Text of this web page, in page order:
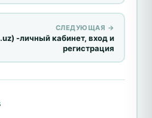
СЛЕДУЮЩАЯ →
-личный кабинет, вход и
регистрация